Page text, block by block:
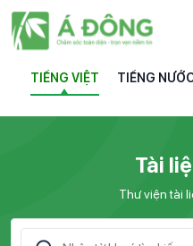
TIẾNG VIỆT TIẾNG
Tài
Thư viện tài